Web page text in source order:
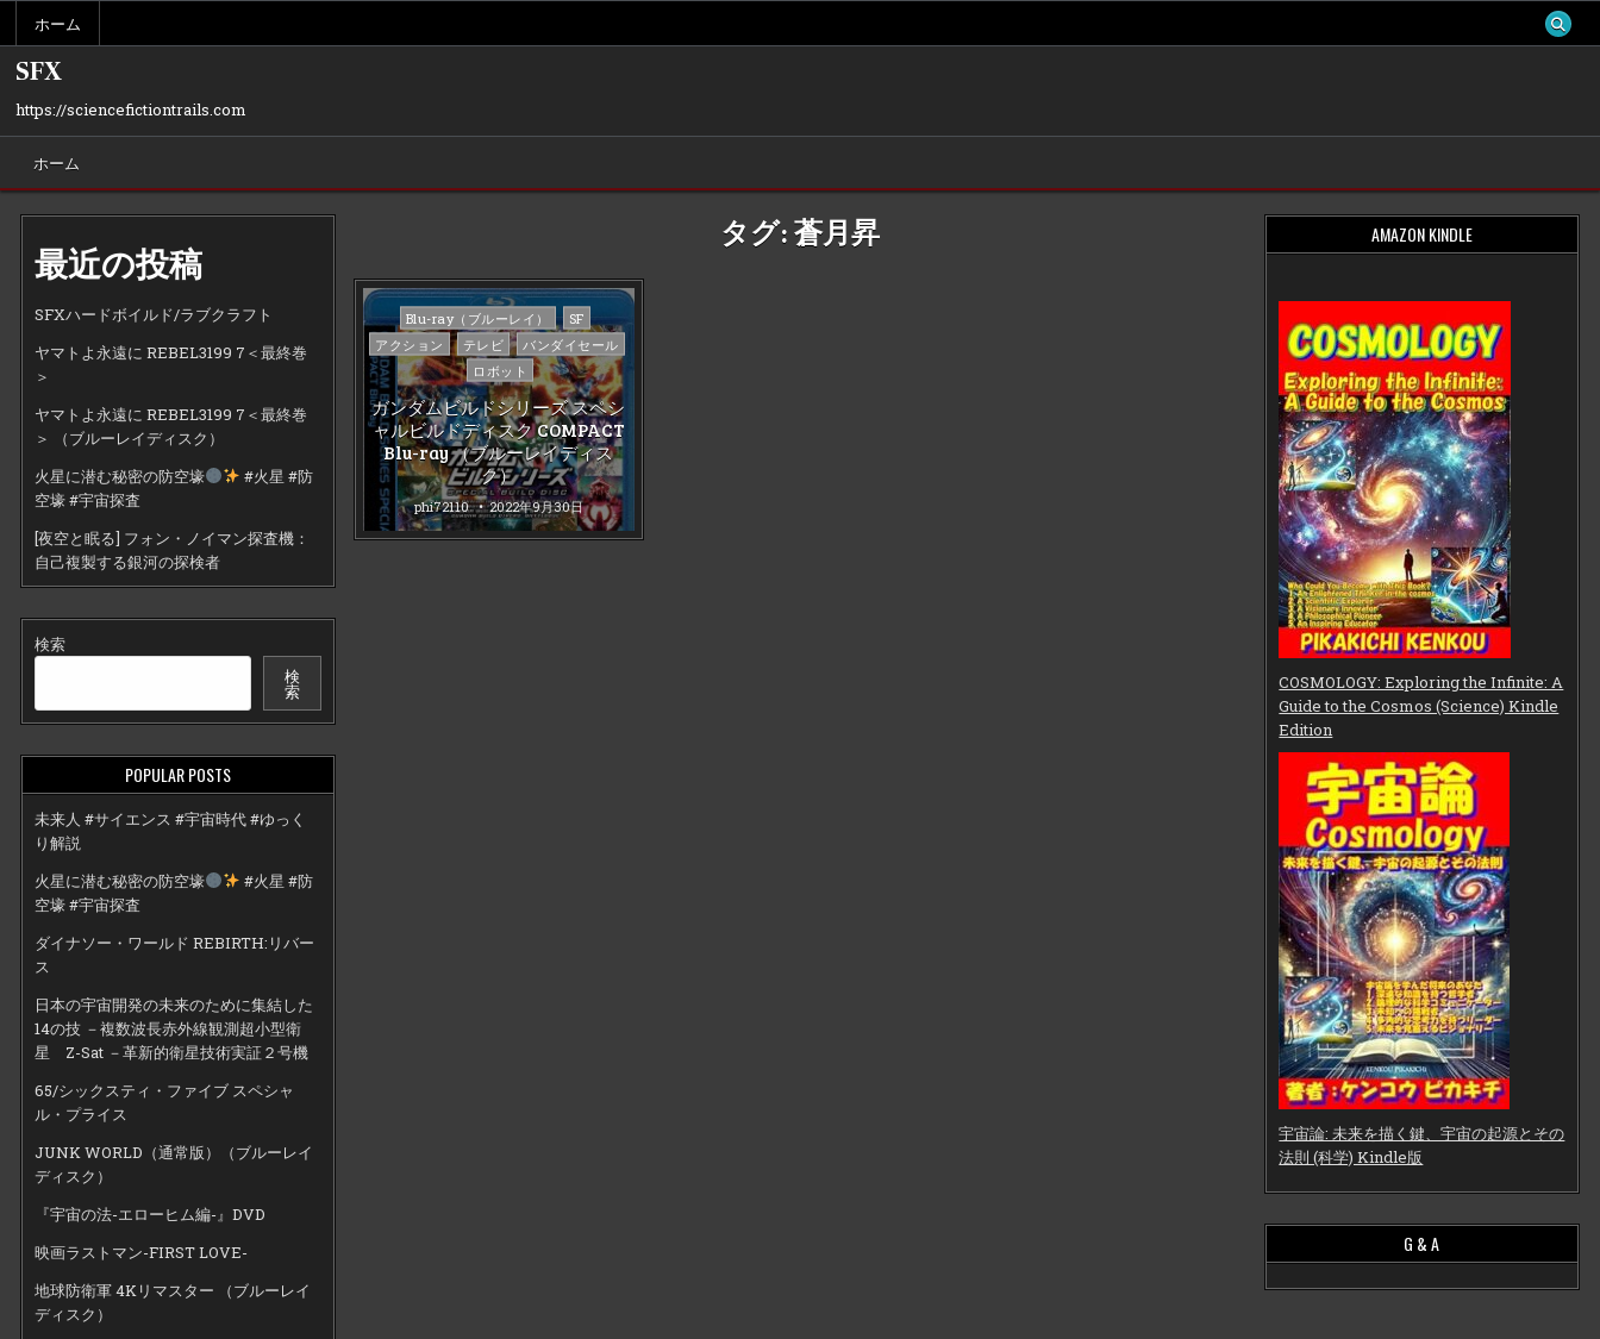
content
ホーム
SFX
https://sciencefictiontrails.com
ホーム
最近の投稿
SFXハードボイルド/ラブクラフト
ヤマトよ永遠に REBEL3199 7＜最終巻
＞
ヤマトよ永遠に REBEL3199 7＜最終巻
＞ （ブルーレイディスク）
火星に潜む秘密の防空壕
#火星 #防
空壕 #宇宙探査
[夜空と眠る] フォン・ノイマン探査機：
自己複製する銀河の探検者
検索
検
索
POPULAR POSTS
未来人 #サイエンス #宇宙時代 #ゆっく
り解説
火星に潜む秘密の防空壕
#火星 #防
空壕 #宇宙探査
ダイナソー・ワールド REBIRTH:リバー
ス
日本の宇宙開発の未来のために集結した
14の技 －複数波長赤外線観測超小型衛
星 Z-Sat －革新的衛星技術実証２号機
65/シックスティ・ファイブ スペシャ
ル・プライス
JUNK WORLD（通常版）（ブルーレイ
ディスク）
『宇宙の法-エローヒム編-』DVD
映画ラストマン-FIRST LOVE-
地球防衛軍 4Kリマスター （ブルーレイ
ディスク）
タグ:蒼月昇
Posted
in
Blu-ray（ブルーレイ）
SF
アクション
テレビ
バンダイセール
ロボット
ガンダムビルドシリーズ スペシ
ャルビルドディスク COMPACT
Blu-ray （ブルーレイディス
ク）
phi72110 2022年9月30日
AMAZON KINDLE
COSMOLOGY: Exploring the Infinite: A
Guide to the Cosmos (Science) Kindle
Edition
宇宙論: 未来を描く鍵、宇宙の起源とその
法則 (科学) Kindle版
G & A